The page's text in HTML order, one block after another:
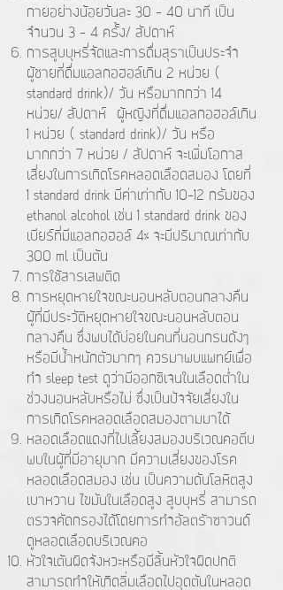
กายอย่างน้อยวันละ 30 - 40 นาที เป็น
จำนวน 3 - 4 ครั้ง/ สัปดาห์
การสูบบุหรี่จัดและการดื่มสุราเป็นประจำ
ผู้ชายที่ดื่มแอลกอฮอล์เกิน 2 หน่วย (
standard drink)/ วัน หรือมากกว่า 14
หน่วย/ สัปดาห์ ผู้หญิงที่ดื่มแอลกอฮอล์เกิน
1 หน่วย ( standard drink)/ วัน หรือ
มากกว่า 7 หน่วย / สัปดาห์ จะเพิ่มโอกาส
เสี่ยงในการเกิดโรคหลอดเลือดสมอง โดยที่
1 standard drink มีค่าเท่ากับ 10-12 กรัมของ
ethanol alcohol เช่น 1 standard drink ของ
เบียร์ที่มีแอลกอฮอล์ 4% จะมีปริมาณเท่ากับ
300 ml เป็นต้น
การใช้สารเสพติด
การหยุดหายใจขณะนอนหลับตอนกลางคืน
ผู้ที่มีประวัติหยุดหายใจขณะนอนหลับตอน
กลางคืน ซึ่งพบได้บ่อยในคนที่นอนกรนดังๆ
หรือมีน้ำหนักตัวมากๆ ควรมาพบแพทย์เพื่อ
ทำ sleep test ดูว่ามีออกซิเจนในเลือดต่ำใน
ช่วงนอนหลับหรือไม่ ซึ่งเป็นปัจจัยเสี่ยงใน
การเกิดโรคหลอดเลือดสมองตามมาได้
หลอดเลือดแดงที่ไปเลี้ยงสมองบริเวณคอตีบ
พบในผู้ที่มีอายุมาก มีความเสี่ยงของโรค
หลอดเลือดสมอง เช่น เป็นความดันโลหิตสูง
เบาหวาน ไขมันในเลือดสูง สูบบุหรี่ สามารถ
ตรวจคัดกรองได้โดยการทำอัลตร้าซาวนด์
ดูหลอดเลือดบริเวณคอ
หัวใจเต้นผิดจังหวะหรือมีลิ้นหัวใจผิดปกติ
สามารถทำให้เกิดลิ่มเลือดไปอุดตันในหลอด